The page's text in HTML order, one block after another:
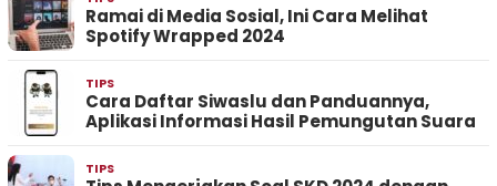
Ramai di Media Sosial, Ini Cara Melihat
Spotify Wrapped 2024
TIPS
Cara Daftar Siwaslu dan Panduannya,
Aplikasi Informasi Hasil Pemungutan Suara
TIPS